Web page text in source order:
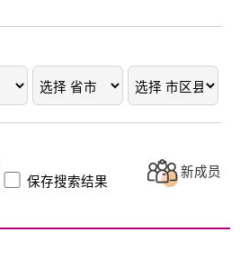
保存搜索结果
新成员